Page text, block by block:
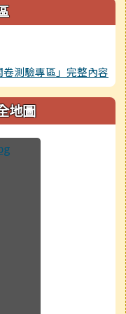
測驗專區」完整內容
地圖